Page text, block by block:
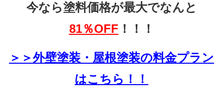
今なら塗料価格が最大でなんと
81％OFF ！！！
＞＞外壁塗装・屋根塗装の料金プラン
はこちら！！